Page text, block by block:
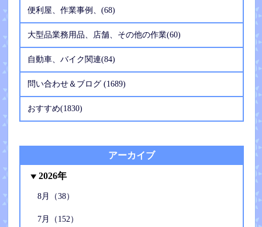
便利屋、作業事例、(68)
大型品業務用品、店舗、その他の作業(60)
自動車、バイク関連(84)
問い合わせ＆ブログ (1689)
おすすめ(1830)
アーカイブ
2026年
8月（38）
7月（152）